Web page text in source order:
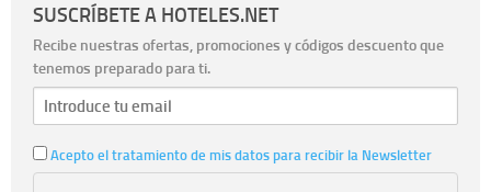
SUSCRÍBETE A HOTELES.NET
Recibe nuestras ofertas, promociones y códigos descuento que
tenemos preparado para ti.
Acepto el tratamiento de mis datos para recibir la Newsletter